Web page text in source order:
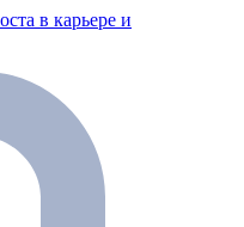
в карьере и